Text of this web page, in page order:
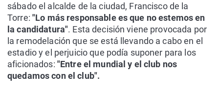
sábado el alcalde de la ciudad, Francisco de la
Torre: "Lo más responsable es que no estemos en
la candidatura". Esta decisión viene provocada por
la remodelación que se está llevando a cabo en el
estadio y el perjuicio que podía suponer para los
aficionados: "Entre el mundial y el club nos
quedamos con el club".